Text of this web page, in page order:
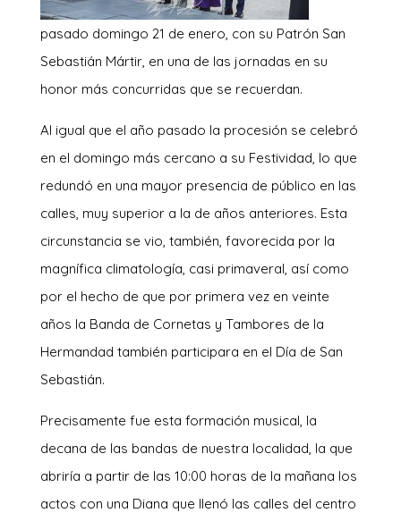
pasado domingo 21 de enero, con su Patrón San
Sebastián Mártir, en una de las jornadas en su
honor más concurridas que se recuerdan.
Al igual que el año pasado la procesión se celebró
en el domingo más cercano a su Festividad, lo que
redundó en una mayor presencia de público en las
calles, muy superior a la de años anteriores. Esta
circunstancia se vio, también, favorecida por la
magnífica climatología, casi primaveral, así como
por el hecho de que por primera vez en veinte
años la Banda de Cornetas y Tambores de la
Hermandad también participara en el Día de San
Sebastián.
Precisamente fue esta formación musical, la
decana de las bandas de nuestra localidad, la que
abriría a partir de las 10:00 horas de la mañana los
actos con una Diana que llenó las calles del centro